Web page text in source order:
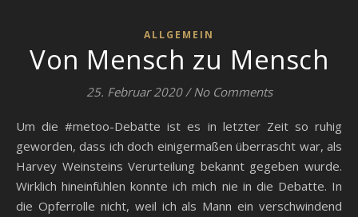
ALLGEMEIN
Von Mensch zu Mensch
25. Februar 2020 / No Comments
Um die #metoo-Debatte ist es in letzter Zeit so ruhig
geworden, dass ich doch einigermaßen überrascht war, als
Harvey Weinsteins Verurteilung bekannt gegeben wurde.
Wirklich hineinfühlen konnte ich mich nie in die Debatte. In
die Opferrolle nicht, weil ich als Mann ein verschwindend